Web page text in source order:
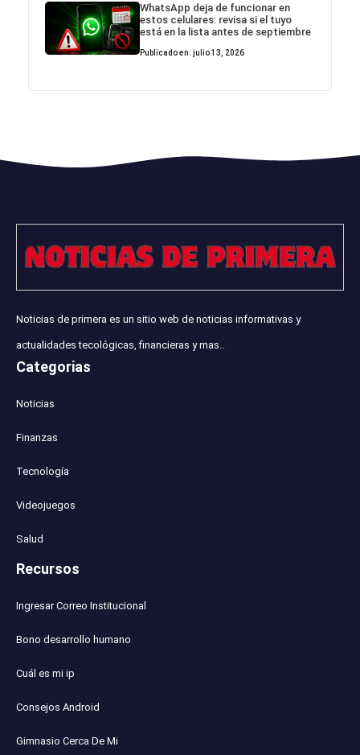
WhatsApp deja de funcionar en
estos celulares: revisa si el tuyo
está en la lista antes de septiembre
Publicado en: julio 13, 2026
Noticias de primera es un sitio web de noticias informativas y
actualidades tecológicas, financieras y mas..
Categorias
Noticias
Finanzas
Tecnología
Videojuegos
Salud
Recursos
Ingresar Correo Institucional
Bono desarrollo humano
Cuál es mi ip
Consejos Android
Gimnasio Cerca De Mi